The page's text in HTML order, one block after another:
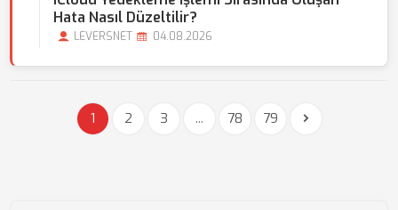
Hata Nasıl Düzeltilir?
LEVERSNET 04.08.2026
1 2 3 ... 78 79